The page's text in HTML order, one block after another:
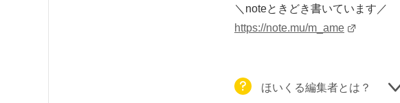
＼noteときどき書いています／
https://note.mu/m_ame
ほいくる編集者とは？